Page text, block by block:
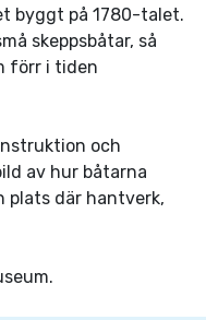
byggt på 1780-talet.
skeppsbåtar, så
förr i tiden
och
av hur båtarna
plats där hantverk,